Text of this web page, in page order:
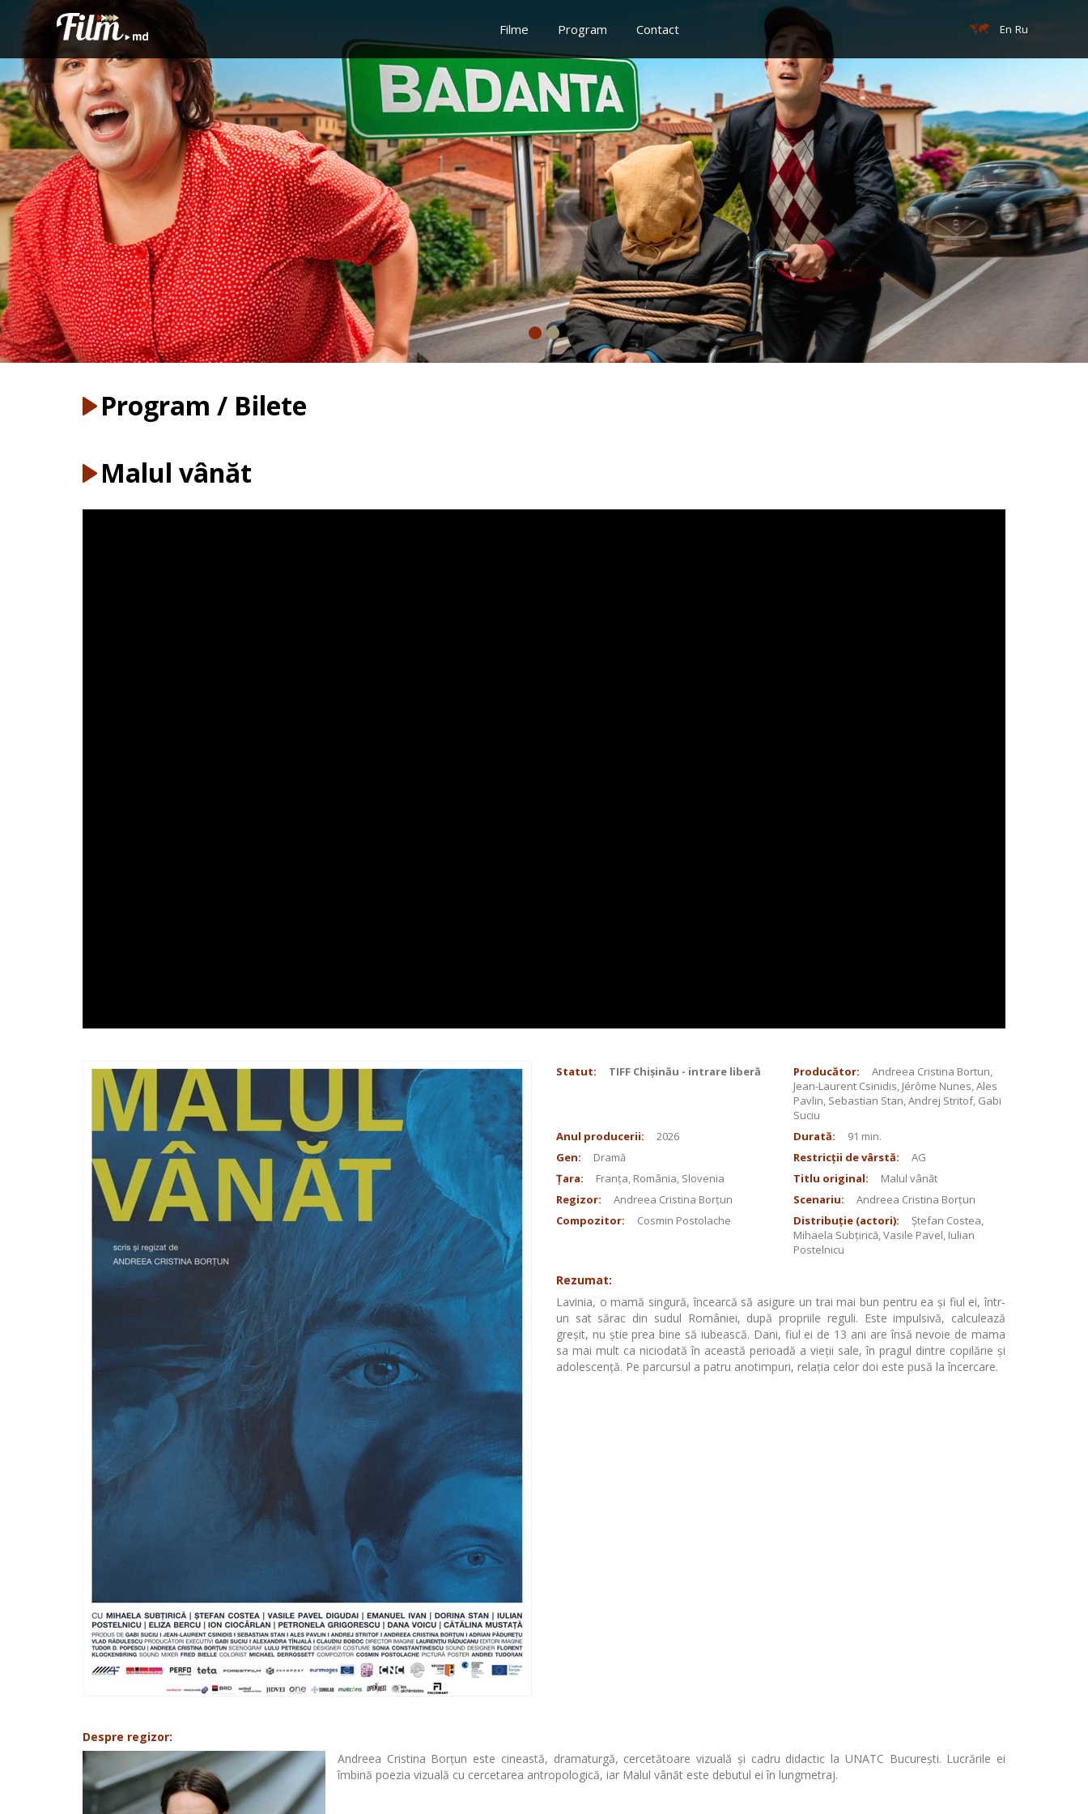
Filme Program Contact En Ru
Program / Bilete
Malul vânăt
Statut: TIFF Chișinău - intrare liberă Producător:
Andreea Cristina Bortun,
Jean-Laurent Csinidis, Jérôme Nunes, Ales
Pavlin, Sebastian Stan, Andrej Stritof, Gabi
Suciu
Anul producerii:
2026 Durată:
91 min.
Gen:
Dramă Restricții de vârstă:
AG
Țara:
Franța, România, Slovenia Titlu original:
Malul vânăt
Regizor:
Andreea Cristina Borțun Scenariu:
Andreea Cristina Borțun
Compozitor:
Cosmin Postolache Distribuție (actori):
Ștefan Costea,
Mihaela Subțirică, Vasile Pavel, Iulian
Postelnicu
Rezumat:
Lavinia, o mamă singură, încearcă să asigure un trai mai bun pentru ea și fiul ei, într-
un sat sărac din sudul României, după propriile reguli. Este impulsivă, calculează
greșit, nu știe prea bine să iubească. Dani, fiul ei de 13 ani are însă nevoie de mama
sa mai mult ca niciodată în această perioadă a vieții sale, în pragul dintre copilărie și
adolescență. Pe parcursul a patru anotimpuri, relația celor doi este pusă la încercare.
Despre regizor:
Andreea Cristina Borțun este cineastă, dramaturgă, cercetătoare vizuală și cadru didactic la UNATC București. Lucrările ei
îmbină poezia vizuală cu cercetarea antropologică, iar Malul vânăt este debutul ei în lungmetraj.